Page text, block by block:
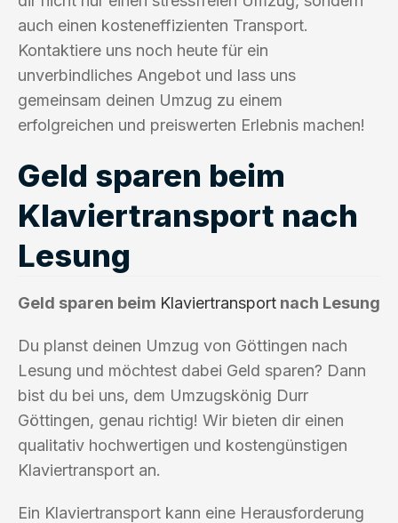
auch einen kosteneffizienten Transport.
Kontaktiere uns noch heute für ein
unverbindliches Angebot und lass uns
gemeinsam deinen Umzug zu einem
erfolgreichen und preiswerten Erlebnis machen!
Geld sparen beim
Klaviertransport nach
Lesung
Geld sparen beim Klaviertransport nach Lesung
Du planst deinen Umzug von Göttingen nach
Lesung und möchtest dabei Geld sparen? Dann
bist du bei uns, dem Umzugskönig Durr
Göttingen, genau richtig! Wir bieten dir einen
qualitativ hochwertigen und kostengünstigen
Klaviertransport an.
Ein Klaviertransport kann eine Herausforderung